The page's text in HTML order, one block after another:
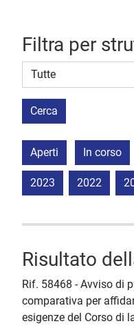
Filtra per
Struttura stipulante
Cerca
Aperti In corso
2023 2022
Risultato
Rif. 58468 - Avviso di
comparativa per
esigenze del Corso di